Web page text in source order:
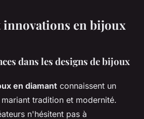
innovations en bijoux
dans les designs de bijoux
en diamant connaissent un
tradition et modernité.
n'hésitent pas à